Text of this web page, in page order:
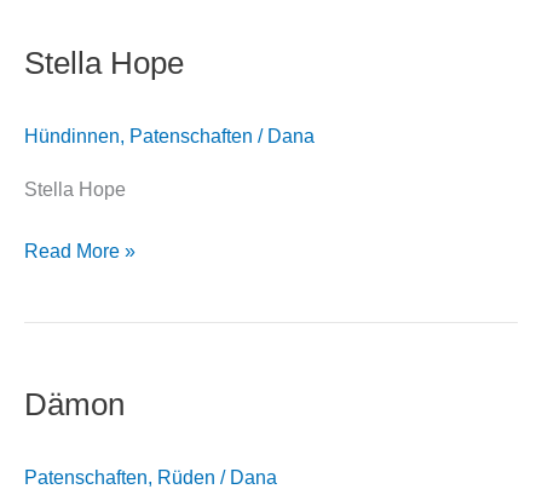
Stella Hope
Hündinnen, Patenschaften / Dana
Stella Hope
Read More »
Dämon
Patenschaften, Rüden / Dana